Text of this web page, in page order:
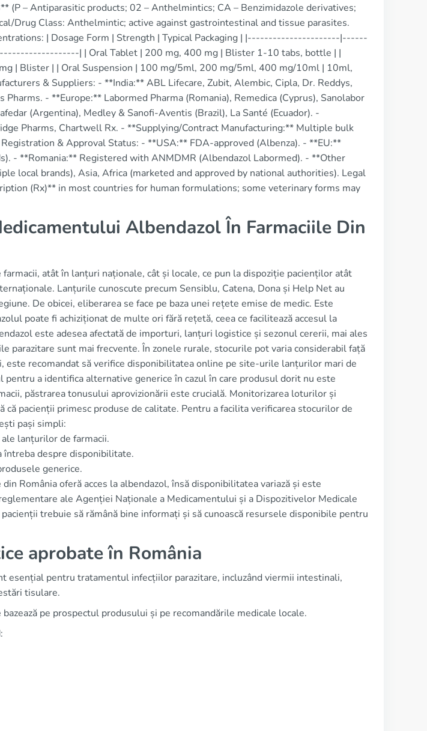
(P – Antiparasitic products; 02 – Anthelmintics; CA – Benzimidazole derivatives;
Drug Class: Anthelmintic; active against gastrointestinal and tissue parasites.
| Dosage Form | Strength | Typical Packaging | |----------------------|------
| | Oral Tablet | 200 mg, 400 mg | Blister 1-10 tabs, bottle | |
| Blister | | Oral Suspension | 100 mg/5ml, 200 mg/5ml, 400 mg/10ml | 10ml,
& Suppliers: - **India:** ABL Lifecare, Zubit, Alembic, Cipla, Dr. Reddys,
Pharms. - **Europe:** Labormed Pharma (Romania), Remedica (Cyprus), Sanolabor
(Argentina), Medley & Sanofi-Aventis (Brazil), La Santé (Ecuador). -
Pharms, Chartwell Rx. - **Supplying/Contract Manufacturing:** Multiple bulk
& Approval Status: - **USA:** FDA-approved (Albenza). - **EU:**
- **Romania:** Registered with ANMDMR (Albendazol Labormed). - **Other
local brands), Asia, Africa (marketed and approved by national authorities). Legal
(Rx)** in most countries for human formulations; some veterinary forms may
Albendazol În Farmaciile Din
atât în lanțuri naționale, cât și locale, ce pun la dispoziție pacienților atât
Lanțurile cunoscute precum Sensiblu, Catena, Dona și Help Net au
De obicei, eliberarea se face pe baza unei rețete emise de medic. Este
poate fi achiziționat de multe ori fără rețetă, ceea ce facilitează accesul la
este adesea afectată de importuri, lanțuri logistice și sezonul cererii, mai ales
parazitare sunt mai frecvente. În zonele rurale, stocurile pot varia considerabil față
este recomandat să verifice disponibilitatea online pe site-urile lanțurilor mari de
pentru a identifica alternative generice în cazul în care produsul dorit nu este
păstrarea tonusului aprovizionării este crucială. Monitorizarea loturilor și
pacienții primesc produse de calitate. Pentru a facilita verificarea stocurilor de
pași simpli:
lanțurilor de farmacii.
întreba despre disponibilitate.
generice.
România oferă acces la albendazol, însă disponibilitatea variază și este
ale Agenției Naționale a Medicamentului și a Dispozitivelor Medicale
trebuie să rămână bine informați și să cunoască resursele disponibile pentru
aprobate în România
esențial pentru tratamentul infecțiilor parazitare, incluzând viermii intestinali,
tisulare.
pe prospectul produsului și pe recomandările medicale locale.